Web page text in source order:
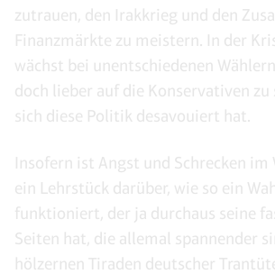
zutrauen, den Irakkrieg und den
Finanzmärkte zu meistern. In der
wächst bei unentschiedenen
doch lieber auf die Konservativen zu
sich diese Politik desavouiert hat.
Insofern ist Angst und Schrecken im
ein Lehrstück darüber, wie so ein
funktioniert, der ja durchaus seine
Seiten hat, die allemal spannender
hölzernen Tiraden deutscher